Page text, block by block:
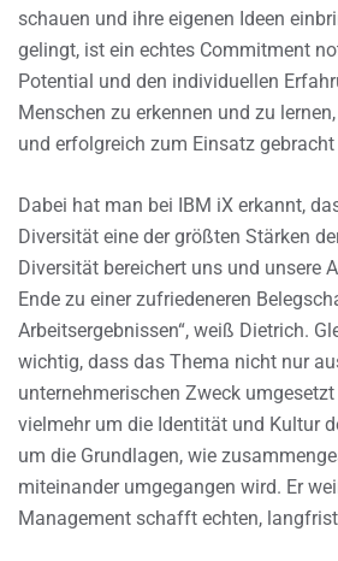
schauen und ihre eigenen Ideen
gelingt, ist ein echtes Commitment
Potential und den individuellen
Menschen zu erkennen und zu
und erfolgreich zum Einsatz
Dabei hat man bei IBM iX erkannt,
Diversität eine der größten Stärken
Diversität bereichert uns und unsere
Ende zu einer zufriedeneren
Arbeitsergebnissen“, weiß Dietrich.
wichtig, dass das Thema nicht nur
unternehmerischen Zweck
vielmehr um die Identität und Kultur
um die Grundlagen, wie
miteinander umgegangen wird. Er
Management schafft echten,